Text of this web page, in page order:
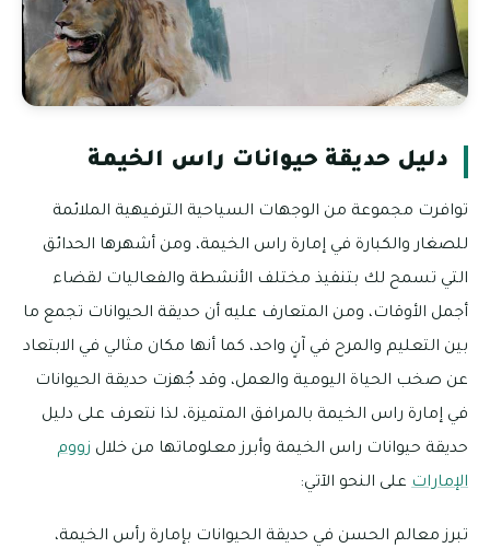
دليل حديقة حيوانات راس الخيمة
توافرت مجموعة من الوجهات السياحية الترفيهية الملائمة
للصغار والكبارة في إمارة راس الخيمة، ومن أشهرها الحدائق
التي تسمح لك بتنفيذ مختلف الأنشطة والفعاليات لقضاء
أجمل الأوقات، ومن المتعارف عليه أن حديقة الحيوانات تجمع ما
بين التعليم والمرح في آنٍ واحد، كما أنها مكان مثالي في الابتعاد
عن صخب الحياة اليومية والعمل، وقد جُهزت حديقة الحيوانات
في إمارة راس الخيمة بالمرافق المتميزة، لذا نتعرف على دليل
حديقة حيوانات راس الخيمة وأبرز معلوماتها من خلال زووم
الإمارات على النحو الآتي:
تبرز معالم الحسن في حديقة الحيوانات بإمارة رأس الخيمة،